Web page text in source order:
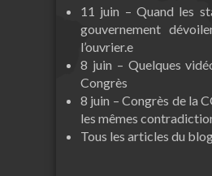
11 juin – Quand les
gouvernement
l’ouvrier.e
8 juin – Quelques
Congrès
8 juin – Congrès de la
les mêmes
Tous les articles du